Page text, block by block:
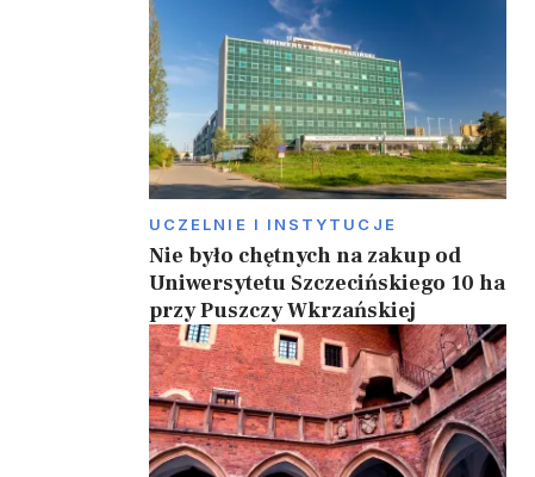
UCZELNIE I INSTYTUCJE
Nie było chętnych na zakup od
Uniwersytetu Szczecińskiego 10 ha
przy Puszczy Wkrzańskiej